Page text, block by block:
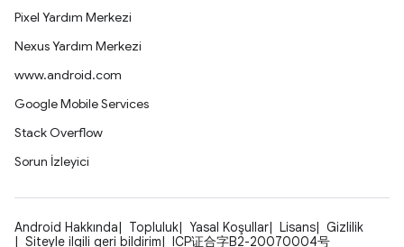
Pixel Yardım Merkezi
Nexus Yardım Merkezi
www.android.com
Google Mobile Services
Stack Overflow
Sorun İzleyici
Android Hakkında Topluluk Yasal Koşullar Lisans
Gizlilik
Siteyle ilgili geri bildirim
ICP证合字B2-20070004号